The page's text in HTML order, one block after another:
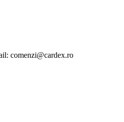
comenzi@cardex.ro